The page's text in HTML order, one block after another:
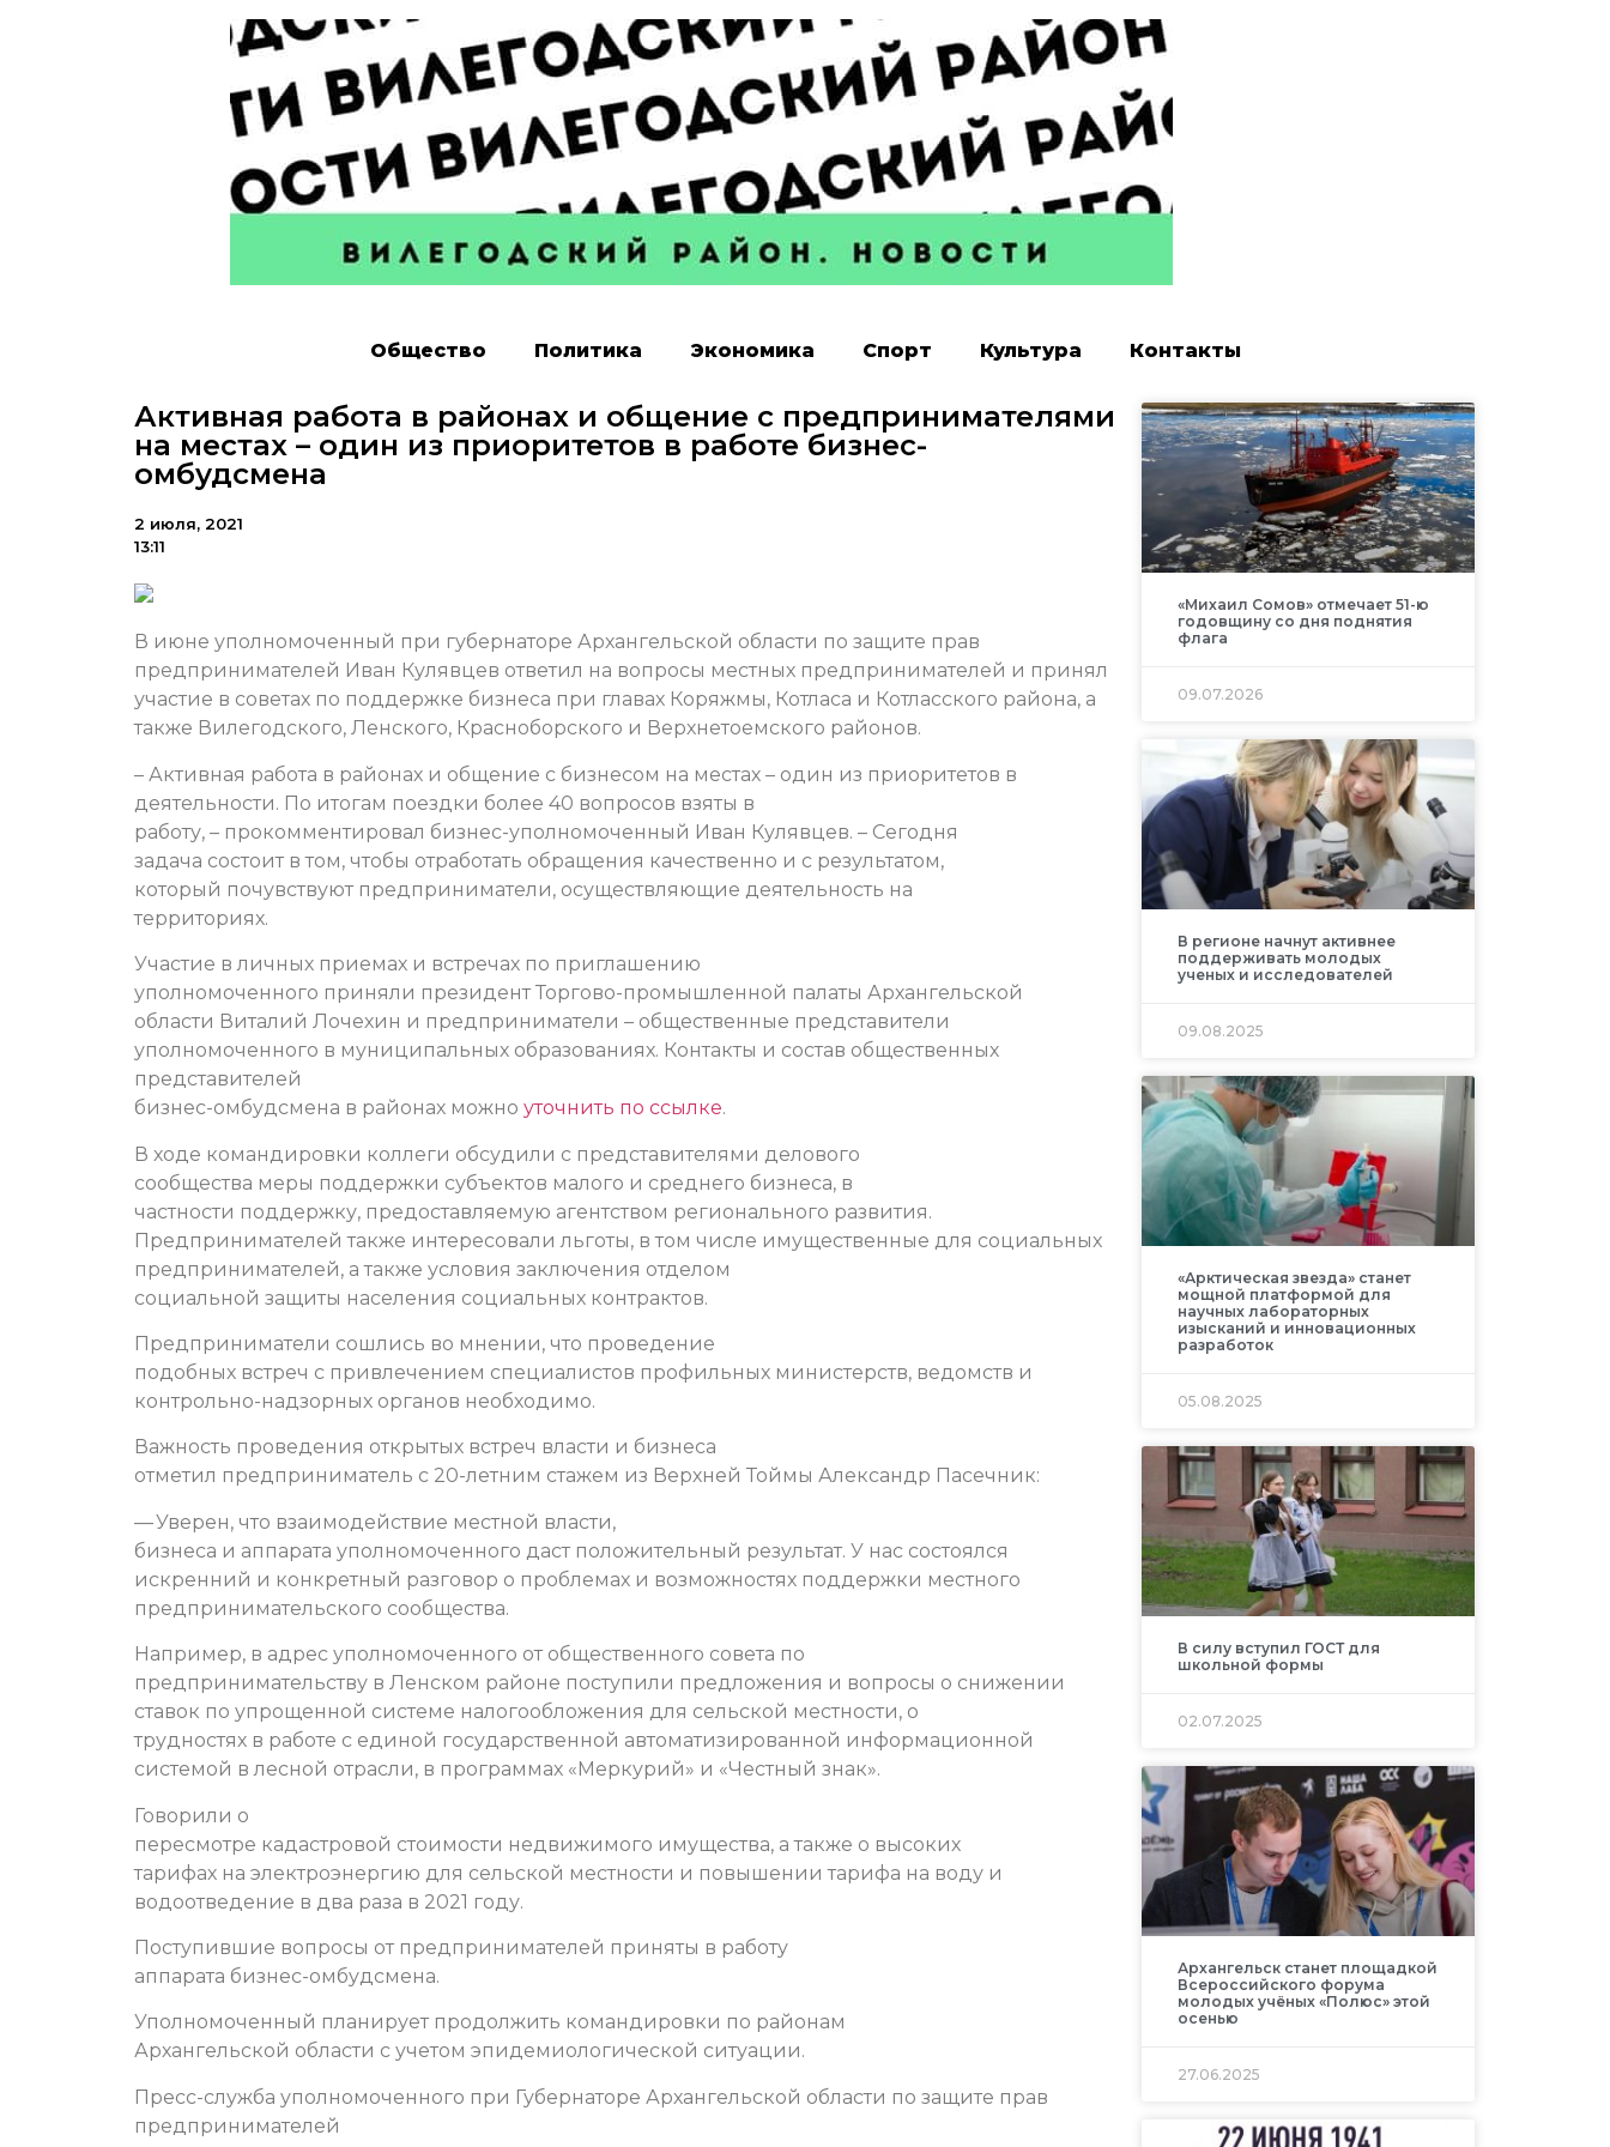
Общество Политика Экономика Спорт Культура Контакты
Активная работа в районах и общение с предпринимателями
на местах – один из приоритетов в работе бизнес-
омбудсмена
2 июля, 2021
13:11
В июне уполномоченный при губернаторе Архангельской области по защите прав
предпринимателей Иван Кулявцев ответил на вопросы местных предпринимателей и принял
участие в советах по поддержке бизнеса при главах Коряжмы, Котласа и Котласского района, а
также Вилегодского, Ленского, Красноборского и Верхнетоемского районов.
– Активная работа в районах и общение с бизнесом на местах – один из приоритетов в
деятельности. По итогам поездки более 40 вопросов взяты в
работу, – прокомментировал бизнес-уполномоченный Иван Кулявцев. – Сегодня
задача состоит в том, чтобы отработать обращения качественно и с результатом,
который почувствуют предприниматели, осуществляющие деятельность на
территориях.
Участие в личных приемах и встречах по приглашению
уполномоченного приняли президент Торгово-промышленной палаты Архангельской
области Виталий Лочехин и предприниматели – общественные представители
уполномоченного в муниципальных образованиях. Контакты и состав общественных
представителей
бизнес-омбудсмена в районах можно уточнить по ссылке.
В ходе командировки коллеги обсудили с представителями делового
сообщества меры поддержки субъектов малого и среднего бизнеса, в
частности поддержку, предоставляемую агентством регионального развития.
Предпринимателей также интересовали льготы, в том числе имущественные для социальных
предпринимателей, а также условия заключения отделом
социальной защиты населения социальных контрактов.
Предприниматели сошлись во мнении, что проведение
подобных встреч с привлечением специалистов профильных министерств, ведомств и
контрольно-надзорных органов необходимо.
Важность проведения открытых встреч власти и бизнеса
отметил предприниматель с 20-летним стажем из Верхней Тоймы Александр Пасечник:
— Уверен, что взаимодействие местной власти,
бизнеса и аппарата уполномоченного даст положительный результат. У нас состоялся
искренний и конкретный разговор о проблемах и возможностях поддержки местного
предпринимательского сообщества.
Например, в адрес уполномоченного от общественного совета по
предпринимательству в Ленском районе поступили предложения и вопросы о снижении
ставок по упрощенной системе налогообложения для сельской местности, о
трудностях в работе с единой государственной автоматизированной информационной
системой в лесной отрасли, в программах «Меркурий» и «Честный знак».
Говорили о
пересмотре кадастровой стоимости недвижимого имущества, а также о высоких
тарифах на электроэнергию для сельской местности и повышении тарифа на воду и
водоотведение в два раза в 2021 году.
Поступившие вопросы от предпринимателей приняты в работу
аппарата бизнес-омбудсмена.
Уполномоченный планирует продолжить командировки по районам
Архангельской области с учетом эпидемиологической ситуации.
Пресс-служба уполномоченного при Губернаторе Архангельской области по защите прав
предпринимателей
«Михаил Сомов» отмечает 51-ю
годовщину со дня поднятия
флага
09.07.2026
В регионе начнут активнее
поддерживать молодых
ученых и исследователей
09.08.2025
«Арктическая звезда» станет
мощной платформой для
научных лабораторных
изысканий и инновационных
разработок
05.08.2025
В силу вступил ГОСТ для
школьной формы
02.07.2025
Архангельск станет площадкой
Всероссийского форума
молодых учёных «Полюс» этой
осенью
27.06.2025